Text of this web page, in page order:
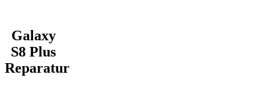
Galaxy
S8 Plus
Reparatur